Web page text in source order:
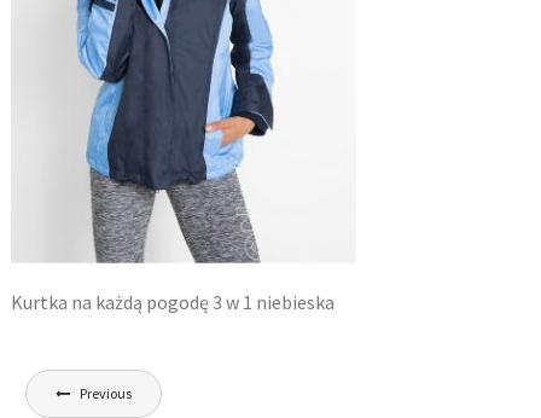
Kurtka na każdą pogodę 3 w 1 niebieska
Nawigacja
Previous